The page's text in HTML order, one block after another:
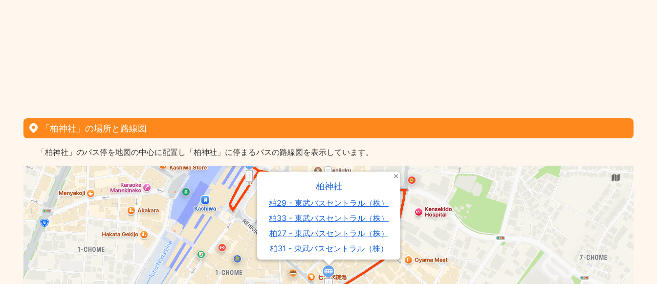
「柏神社」の場所と路線図
「柏神社」のバス停を地図の中心に配置し「柏神社」に停まるバスの路線図を表示しています。
柏神社
柏29 - 東武バスセントラル（株）
柏33 - 東武バスセントラル（株）
柏27 - 東武バスセントラル（株）
柏31 - 東武バスセントラル（株）
柏35 - 東武バスセントラル（株）
柏34 - 東武バスセントラル（株）